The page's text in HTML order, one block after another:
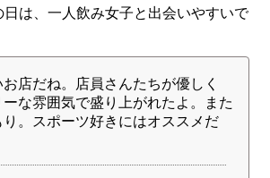
日は、一人飲み女子と出会いやすいで
店だね。店員さんたちが優しく
な雰囲気で盛り上がれたよ。また
。スポーツ好きにはオススメだ